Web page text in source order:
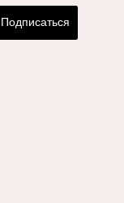
Подписаться